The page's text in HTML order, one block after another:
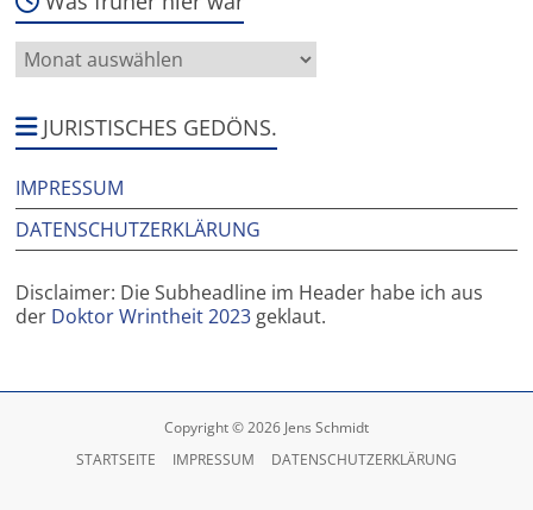
Was
früher
warJURISTISCHES GEDÖNS.
IMPRESSUM
DATENSCHUTZERKLÄRUNG
Disclaimer: Die Subheadline im Header habe ich aus
der Doktor Wrintheit 2023 geklaut.
Copyright © 2026 Jens Schmidt
STARTSEITE
IMPRESSUM DATENSCHUTZERKLÄRUNG